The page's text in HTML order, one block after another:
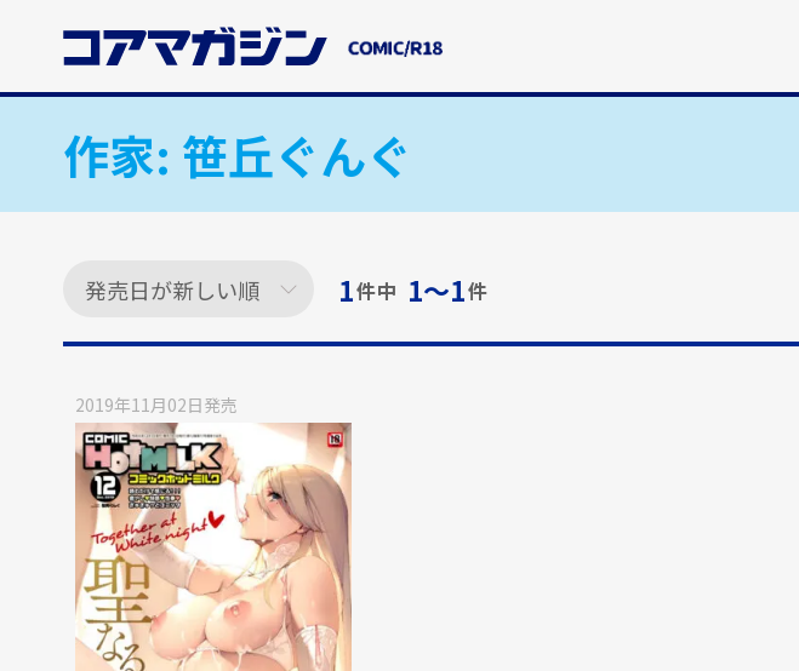
コ
ツ
作家: 笹丘ぐんぐ
1件中 1〜1件
2019年11月02日発売